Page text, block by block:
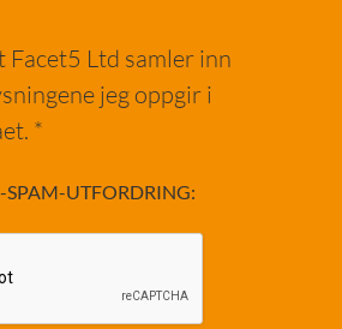
Facet5 Ltd samler inn
jeg oppgir i
*
SPAM-UTFORDRING: